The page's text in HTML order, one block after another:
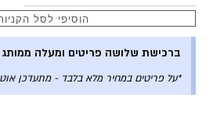
הוסיפי לסל
ברכישת שלושה פריטים ומעלה ממותג זה
*על פריטים במחיר מלא בלבד - מתעדכן